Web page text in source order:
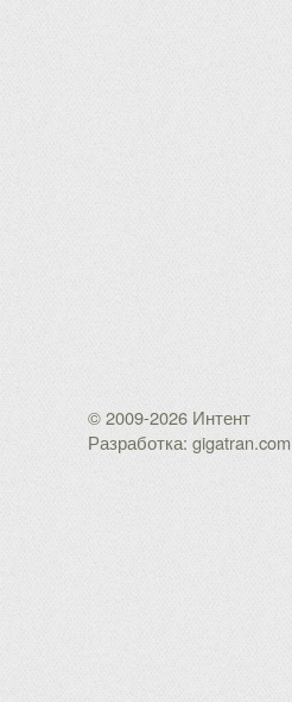
© 2009-2026 Интент
Разработка: gigatran.com